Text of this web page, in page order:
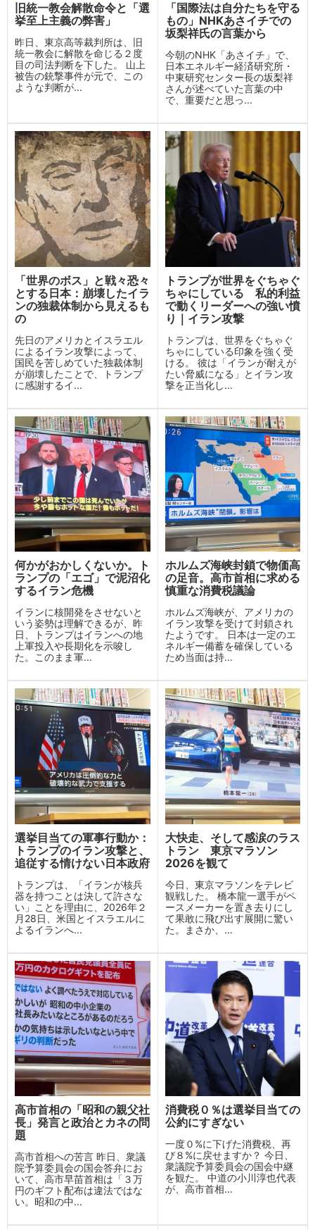
旧統一教会解散命令と「選
挙至上主義の弊害」
昨日、東京高等裁判所は、旧
統一教会に解散を命じる２度
目の司法判断を下した。 山上
被告の銃撃事件が元で、この
ような判断が...
「国際法は自分たちを守る
もの」NHKあさイチでの
坂梨祥氏の言葉から
今朝のNHK「あさイチ」で、
日本エネルギー経済研究所・
中東研究センター長の坂梨祥
さんが述べていた言葉の中
で、重要だと思っ...
「世界のボス」と戦々恐々
とする日本：崩壊したイラ
ンの独裁体制から見えるも
の
先日のアメリカとイスラエル
によるイラン攻撃によって、
国民を苦しめていた独裁体制
が崩壊したことで、トランプ
に感謝するイ...
トランプが世界をぐちゃぐ
ちゃにしている 私的利益
で動くリーダーへの強い憤
り｜イラン攻撃
トランプは、世界をぐちゃぐ
ちゃにしている印象を強く受
ける。 彼は「イランが耐えが
たい脅威になる」とイラン攻
撃を正当化し...
何かがおかしくないか。ト
ランプの「エゴ」で泥沼化
するイラン危機
イランに核開発をさせないと
いう姿勢は理解できるが、昨
日、トランプはイランへの地
上軍投入や長期化を示唆し
た。このまま軍...
ホルムズ海峡封鎖で物価高
の足音。高市首相に求める
慎重な消費税議論
ホルムズ海峡が、アメリカの
イラン攻撃を受けて封鎖され
たようです。 日本は一定のエ
ネルギー備蓄を確保している
ため当面は持...
選挙目当ての軍事行動か：
トランプのイラン攻撃と、
追従する情けない日本政府
トランプは、「イランが核兵
器を持つことは決して許さな
い」ことを理由に、2026年２
月28日、米国とイスラエルに
よるイランへ...
大快走、そして感涙のラス
トラン 東京マラソン
2026を観て
今日、東京マラソンをテレビ
観戦した。 橋本龍一選手がペ
ースメーカーを置き去りにし
て果敢に飛び出す展開に驚い
た。まさか、...
高市首相の「昭和の親父社
長」発言と政治とカネの問
題
高市首相への苦言 昨日、衆議
院予算委員会の国会答弁にお
いて、高市早苗首相は「３万
円のギフト配布は違法ではな
い。昭和の中...
消費税０％は選挙目当ての
公約にすぎない
一度０%に下げた消費税、再
び８%に戻せますか？ 今日、
衆議院予算委員会の国会中継
を観た。 中道の小川淳也代表
が、高市首相...